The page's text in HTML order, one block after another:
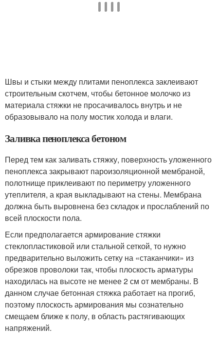
Швы и стыки между плитами пеноплекса заклеивают
строительным скотчем, чтобы бетонное молочко из
материала стяжки не просачивалось внутрь и не
образовывало на полу мостик холода и влаги.
Заливка пеноплекса бетоном
Перед тем как заливать стяжку, поверхность уложенного
пеноплекса закрывают пароизоляционной мембраной,
полотнище приклеивают по периметру уложенного
утеплителя, а края выкладывают на стены. Мембрана
должна быть выровнена без складок и прослаблений по
всей плоскости пола.
Если предполагается армирование стяжки
стеклопластиковой или стальной сеткой, то нужно
предварительно выложить сетку на «стаканчики» из
обрезков проволоки так, чтобы плоскость арматуры
находилась на высоте не менее 2 см от мембраны. В
данном случае бетонная стяжка работает на прогиб,
поэтому плоскость армирования мы сознательно
смещаем ближе к полу, в область растягивающих
напряжений.